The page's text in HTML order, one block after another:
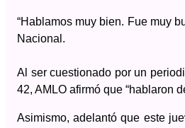
“Hablamos muy bien. Fue muy
Nacional.
Al ser cuestionado por un
42, AMLO afirmó que “hablaron
Asimismo, adelantó que este